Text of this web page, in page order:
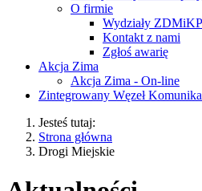
O firmie
Wydziały ZDMiKP
Kontakt z nami
Zgłoś awarię
Akcja Zima
Akcja Zima - On-line
Zintegrowany Węzeł
Jesteś tutaj:
Strona główna
Drogi Miejskie